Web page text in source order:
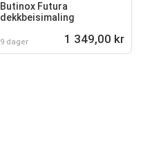
Butinox Futura
dekkbeisimaling
9 dager 1 349,00 kr